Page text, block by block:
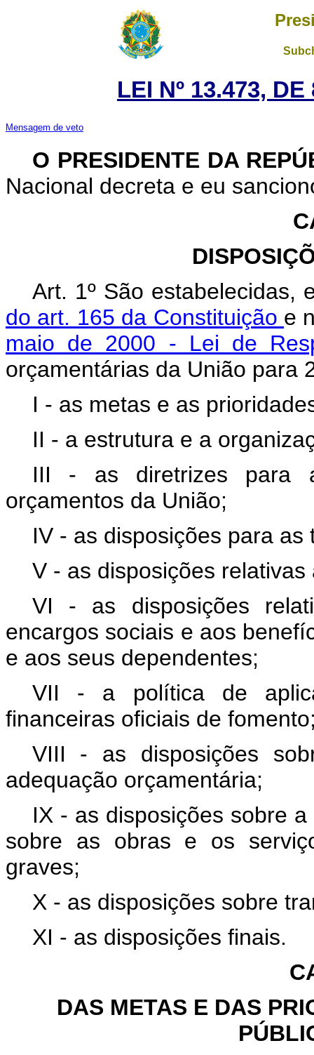
LEI Nº 13.473,
Mensagem de veto
O PRESIDENTE DA
Nacional decreta e eu
Art. 1º São estabelecidas,
do art. 165 da Constituição e
maio de 2000 - Lei de
orçamentárias da União para
I - as metas e as
II - a estrutura e a
III - as diretrizes para
orçamentos da União;
IV - as disposições para as
V - as disposições
VI - as disposições
encargos sociais e aos
e aos seus dependentes;
VII - a política de
financeiras oficiais de
VIII - as disposições
adequação orçamentária;
IX - as disposições sobre
sobre as obras e os
graves;
X - as disposições sobre
XI - as disposições finais.
DAS METAS E DAS